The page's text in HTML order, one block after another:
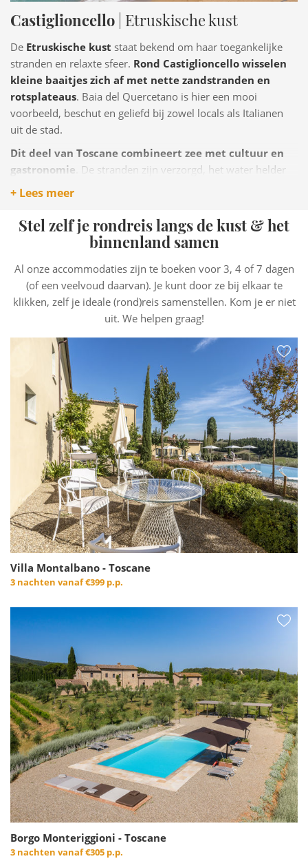
Castiglioncello | Etruskische kust
De Etruskische kust staat bekend om haar toegankelijke
stranden en relaxte sfeer. Rond Castiglioncello wisselen
kleine baaitjes zich af met nette zandstranden en
rotsplateaus. Baia del Quercetano is hier een mooi
voorbeeld, beschut en geliefd bij zowel locals als Italianen
uit de stad.
Dit deel van Toscane combineert zee met cultuur en
gastronomie . De stranden zijn verzorgd, het water helder
en de sfeer aangenaam rustig. Ideaal voor wie stranddagen
boulevard of een uitstapje naar Pisa of Volterra.
+ Lees meer
Stel zelf je rondreis langs de kust & het
binnenland samen
Al onze accommodaties zijn te boeken voor 3, 4 of 7 dagen
(of een veelvoud daarvan). Je kunt door ze bij elkaar te
klikken, zelf je ideale (rond)reis samenstellen. Kom je er niet
uit. We helpen graag!
Villa Montalbano - Toscane
3 nachten vanaf€399 p.p.
Borgo Monteriggioni - Toscane
3 nachten vanaf€305 p.p.